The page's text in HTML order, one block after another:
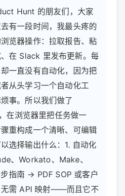
Hunt 的朋友们，大家
有一段时间，我最头疼的
览器操作：拉取报告、粘
在 Slack 里发布更新。每
一直没有自动化，因为把
从头学习一个自动化工
事。所以我们做了
在浏览器里把任务做一
重构成一个清晰、可编辑
选择输出什么：1. 自动化
、Workato、Make、
指南 → PDF SOP 或客户
无需 API 映射——而且它不